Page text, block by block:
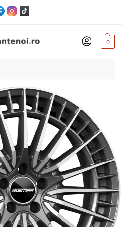
0
CB66.6 8/18 5×112 ET50 Anthracite polished